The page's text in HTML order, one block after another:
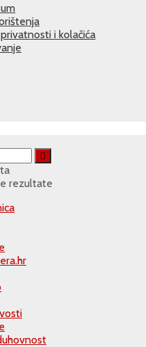
i kolačića
rezultate